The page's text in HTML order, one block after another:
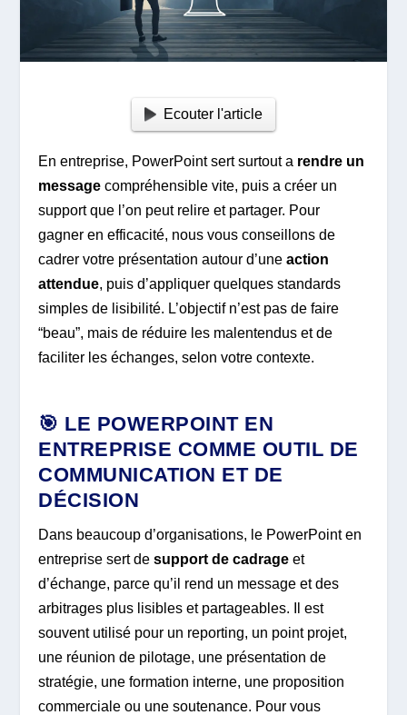
Ecouter l'article
En entreprise, PowerPoint sert surtout a rendre un
message compréhensible vite, puis a créer un
support que l’on peut relire et partager. Pour
gagner en efficacité, nous vous conseillons de
cadrer votre présentation autour d’uneaction
attendue, puis d’appliquer quelques standards
simples de lisibilité. L’objectif n’est pas de faire
“beau”, mais de réduire les malentendus et de
faciliter les échanges, selon votre contexte.
🎯 LE POWERPOINT EN
ENTREPRISE COMME OUTIL DE
COMMUNICATION ET DE
DÉCISION
Dans beaucoup d’organisations, le PowerPoint en
entreprise sert desupport de cadrage et
d’échange, parce qu’il rend un message et des
arbitrages plus lisibles et partageables. Il est
souvent utilisé pour un reporting, un point projet,
une réunion de pilotage, une présentation de
stratégie, une formation interne, une proposition
commerciale ou une soutenance. Pour vous